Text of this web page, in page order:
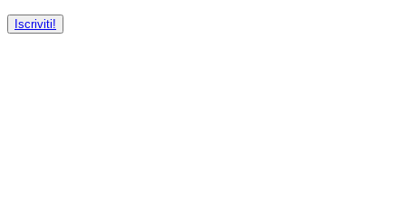
Iscriviti!